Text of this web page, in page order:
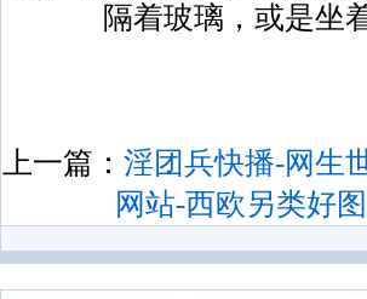
隔着玻璃，或是坐
上一篇： 淫团兵快播-网生
网站-西欧另类好